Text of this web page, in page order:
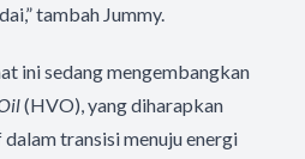
tambah Jummy.
ini sedang mengembangkan
(HVO), yang diharapkan
transisi menuju energi